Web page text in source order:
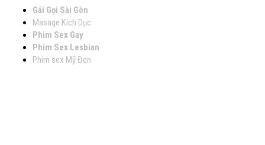
Gái Gọi Sài Gòn
Masage Kích Dục
Phim Sex Gay
Phim Sex Lesbian
Phim sex Mỹ Đen